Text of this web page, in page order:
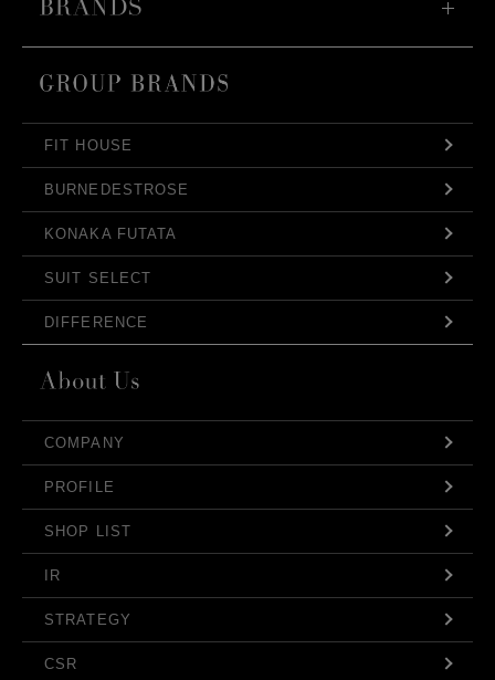
FIT HOUSE
BURNEDESTROSE
KONAKA FUTATA
SUIT SELECT
DIFFERENCE
COMPANY
PROFILE
SHOP LIST
IR
STRATEGY
CSR